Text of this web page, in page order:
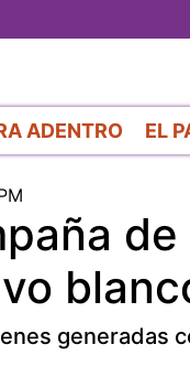
ADENTRO EL
generadas